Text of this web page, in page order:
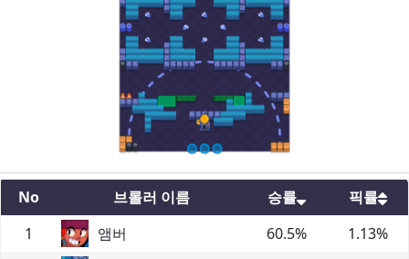
No 브롤러 이름 승률
픽률
1
앰버 60.5% 1.13%